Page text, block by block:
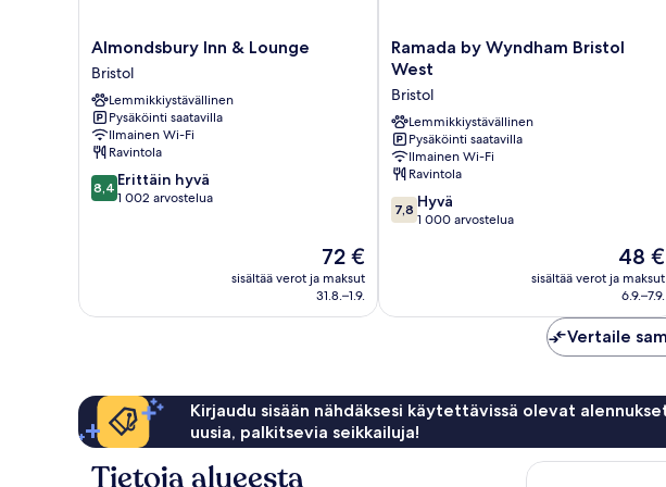
Almondsbury
Inn
&
Lounge
Bristol
Almondsbury Inn & Lounge
Bristol
Lemmikkiystävällinen
Pysäköinti saatavilla
Ilmainen Wi-Fi
Ravintola
8.4
kautta
8,4 Erittäin hyvä
1 002 arvostelua
Hinta
on
72 €
72 €
sisältää verot ja maksut
31.8.–1.9.
Ramada
by
Bristol
West
Bristol
Ramada by Wyndham Bristol
West
Bristol
Lemmikkiystävällinen
Pysäköinti saatavilla
Ilmainen Wi-Fi
Ravintola
7.8
kautta
7,8 Hyvä
1 000 arvostelua
Hinta
on
48 €
48 €
sisältää verot ja maksut
6.9.–7.9.
Vertaile
Kirjaudu sisään nähdäksesi käytettävissä olevat
uusia, palkitsevia seikkailuja!
Tietoja alueesta